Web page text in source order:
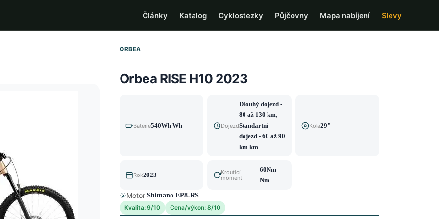
Články Katalog Cyklostezky Půjčovny Mapa nabíjení Slevy
ORBEA
Orbea RISE H10 2023
Baterie540Wh Wh Dojezd
Dlouhý dojezd -
80 až 130 km,
Standartní
dojezd - 60 až 90
km km
Kola29"
Rok2023
Kroutící
moment
60Nm
Nm
Motor:Shimano EP8-RS
Kvalita: 9/10
Cena/výkon: 8/10